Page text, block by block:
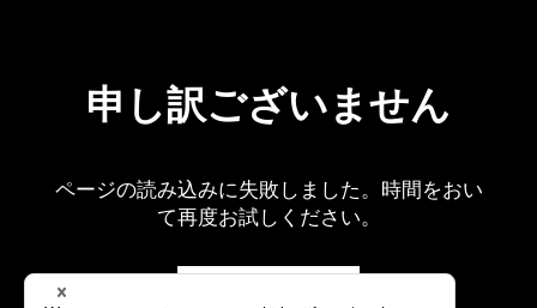
申し訳ございません
ページの読み込みに失敗しました。時間をおい
て再度お試しください。